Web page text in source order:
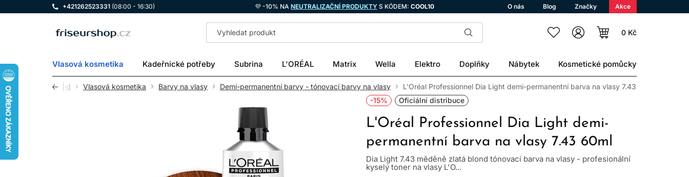
+421262523331 (08:00 - 16:30) 💜 -10% NA NEUTRALIZAČNÍ PRODUKTY S KÓDEM: COOL10 O nás Blog Značky Akce
LOMAX 0 Kč
Vlasová kosmetika Kadeřnické potřeby Subrina L'ORÉAL Matrix Wella Elektro Doplňky Nábytek Kosmetické pomůcky
Úvod Vlasová kosmetika Barvy na vlasy Demi-permanentní barvy - tónovací barvy na vlasy
L'Oréal Professionnel Dia Light demi-permanentní barva na vlasy 7.43 60ml
-15%
Oficiální distribuce
L'Oréal Professionnel Dia Light demi-
permanentní barva na vlasy 7.43 60ml
Dia Light 7.43 měděně zlatá blond tónovací barva na vlasy - profesionální
kyselý toner na vlasy L'O...